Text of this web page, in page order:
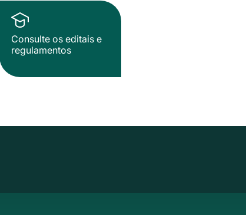
Consulte os editais e
regulamentos